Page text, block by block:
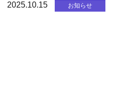
2025.10.15 お知らせ